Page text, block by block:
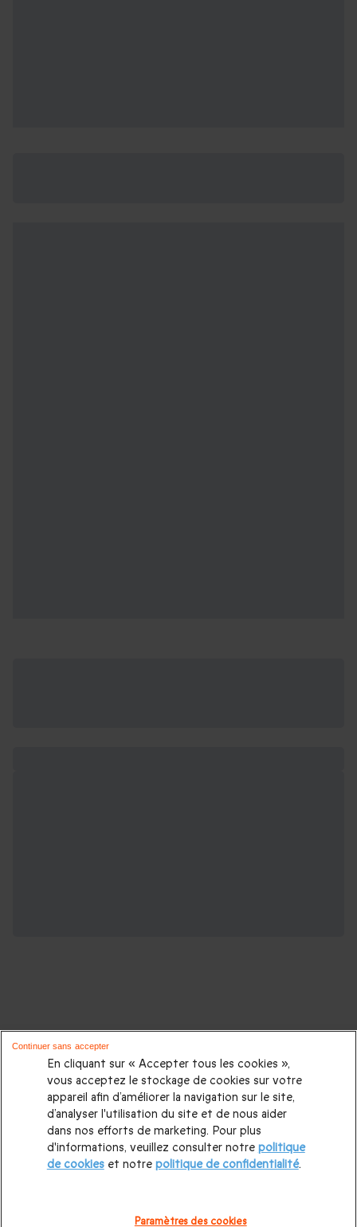
D'autres idées de cadeaux pour vos
proches :
Cadeaux d'anniversaire|Cadeaux femme|Cadeaux homme
Cadeaux couple|Cadeau Noël|Cadeau de Noël femme
Cadeau de Noël homme|Coffrets cadeaux pour femme
En cliquant sur « Accepter tous les cookies »,
vous acceptez le stockage de cookies sur votre
appareil afin d’améliorer la navigation sur le site,
d’analyser l'utilisation du site et de nous aider
dans nos efforts de marketing. Pour plus
d'informations, veuillez consulter notre politique
de cookieset notre politique de confidentialité.
Paramètres des cookies
Continuer sans accepter